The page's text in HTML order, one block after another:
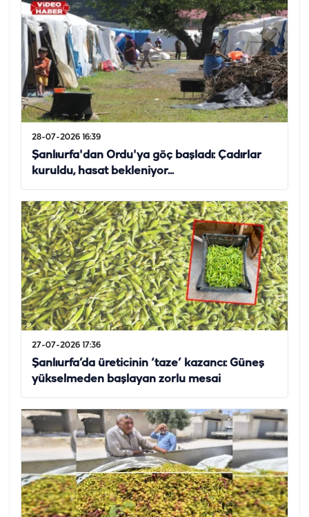
28-07-2026 16:39
Şanlıurfa'dan Ordu'ya göç başladı: Çadırlar
kuruldu, hasat bekleniyor...
27-07-2026 17:36
Şanlıurfa’da üreticinin ‘taze’ kazancı: Güneş
yükselmeden başlayan zorlu mesai